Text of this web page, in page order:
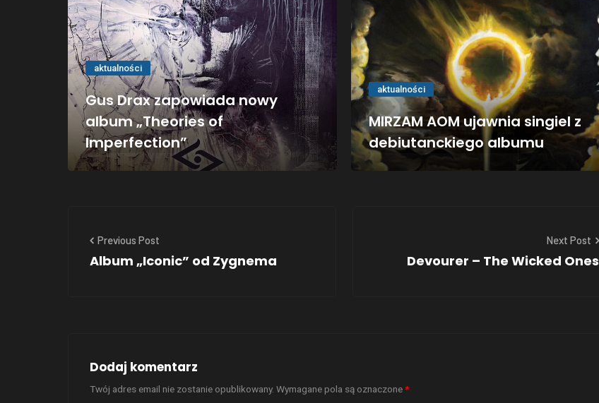
aktualności
Gus Drax zapowiada nowy
album „Theories of
Imperfection”
aktualności
MIRZAM AOM ujawnia singiel z
debiutanckiego albumu
Previous Post
Album „Iconic” od Zygnema
Next Post
Devourer – The Wicked Ones
Dodaj komentarz
Twój adres email nie zostanie opublikowany. Wymagane pola są oznaczone*